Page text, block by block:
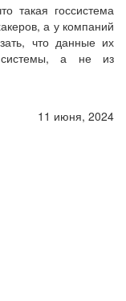
такая госсистема
а у компаний
что данные их
системы, а не из
11 июня, 2024